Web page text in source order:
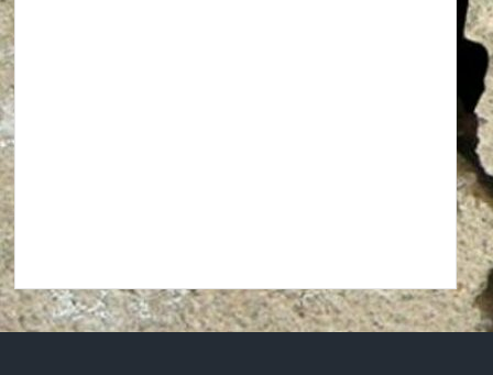
Carreteras Oaxaca-Costa y Oaxaca-Istmo
Carreteras Oaxaca-Costa y Oaxaca-Istmo
Corredor transversal Manzanillo-Tampico